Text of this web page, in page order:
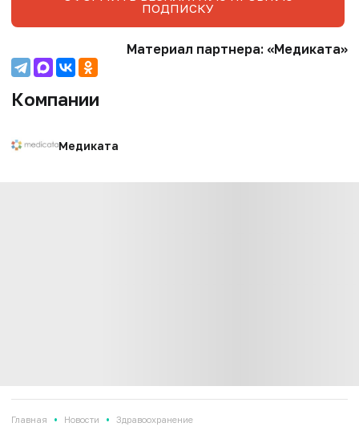
ПОДПИСКУ
Материал партнера: «Медиката»
Компании
Медиката
Главная • Новости • Здравоохранение